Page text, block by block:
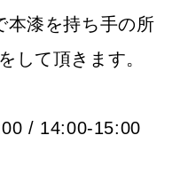
本漆を持ち手の所
して頂きます。
/ 14:00-15:00